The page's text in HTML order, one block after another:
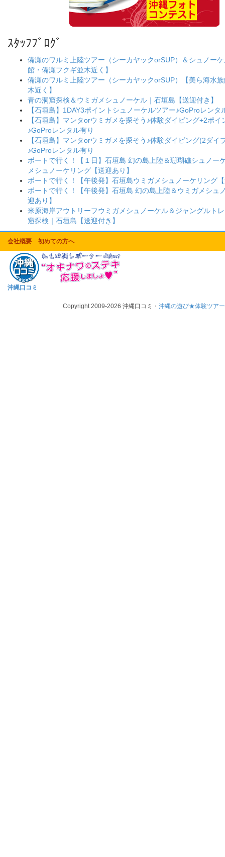
ｽﾀｯﾌﾌﾞﾛｸﾞ
備瀬のワルミ上陸ツアー（シーカヤックorSUP）＆シュノー
館・備瀬フクギ並木近く】
備瀬のワルミ上陸ツアー（シーカヤックorSUP）【美ら海水
木近く】
青の洞窟探検＆ウミガメシュノーケル｜石垣島【送迎付き】
【石垣島】1DAY3ポイントシュノーケルツアー♪GoProレンタ
【石垣島】マンタorウミガメを探そう♪体験ダイビング+2ポイ
♪GoProレンタル有り
【石垣島】マンタorウミガメを探そう♪体験ダイビング(2ダイ
♪GoProレンタル有り
ボートで行く！【１日】石垣島 幻の島上陸＆珊瑚礁シュノー
メシュノーケリング【送迎あり】
ボートで行く！【午後発】石垣島ウミガメシュノーケリング
ボートで行く！【午後発】石垣島 幻の島上陸＆ウミガメシュ
迎あり】
米原海岸アウトリーフウミガメシュノーケル＆ジャングルト
窟探検｜石垣島【送迎付き】
会社概要 初めての方へ
沖縄口コミ
Copyright 2009-2026 沖縄口コミ・沖縄の遊び★体験ツアー